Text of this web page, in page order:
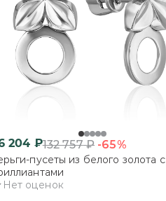
204 ₽132 757₽ -65%
пусеты из белого золота с
Нет оценок